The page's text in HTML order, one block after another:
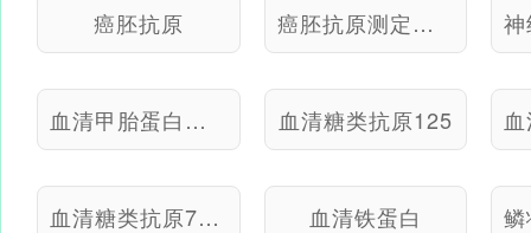
癌胚抗原 癌胚抗原测定（定性）
血清甲胎蛋白测定（定性） 血清糖类抗原125
血清糖类抗原72-4 血清铁蛋白